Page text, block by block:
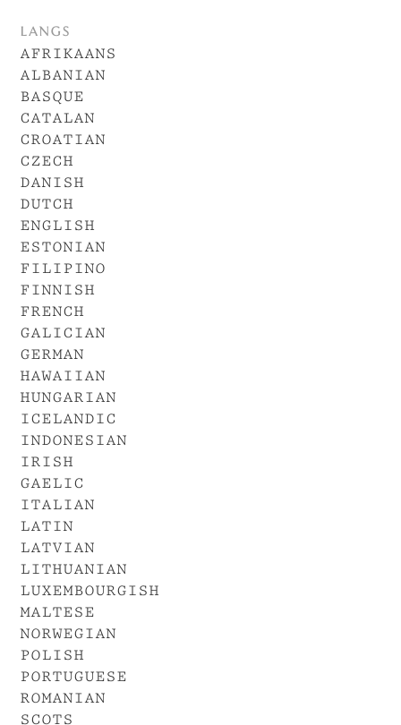
langs
afrikaans
albanian
basque
catalan
croatian
czech
danish
dutch
english
estonian
filipino
finnish
french
galician
german
hawaiian
hungarian
icelandic
indonesian
irish
gaelic
italian
latin
latvian
lithuanian
luxembourgish
maltese
norwegian
polish
portuguese
romanian
scots